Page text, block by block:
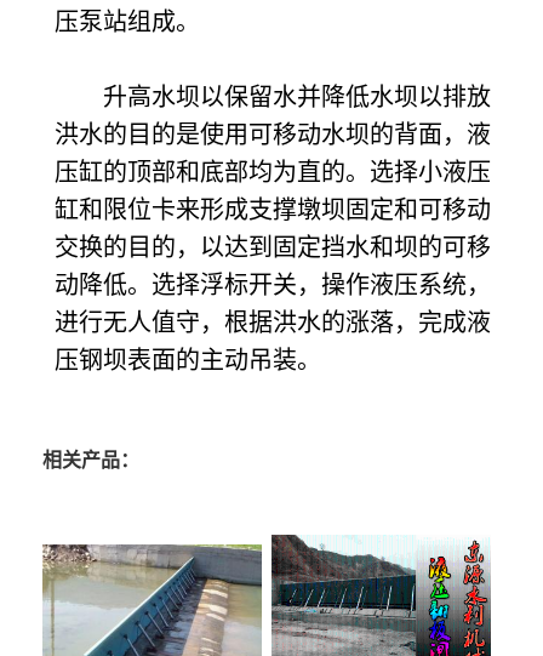
压泵站组成。
升高水坝以保留水并降低水坝以排放
洪水的目的是使用可移动水坝的背面，液
压缸的顶部和底部均为直的。选择小液压
缸和限位卡来形成支撑墩坝固定和可移动
交换的目的，以达到固定挡水和坝的可移
动降低。选择浮标开关，操作液压系统，
进行无人值守，根据洪水的涨落，完成液
压钢坝表面的主动吊装。
相关产品：